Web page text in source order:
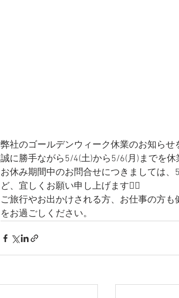
弊社のゴールデンウィーク休業のお知らせ
誠に勝手ながら5/4(土)から5/6(月)までを
お休み期間中のお問合せにつきましては
ど、宜しくお願い申し上げます🙇‍♂️
ご旅行やお出かけされる方、お仕事の方
をお過ごしください。